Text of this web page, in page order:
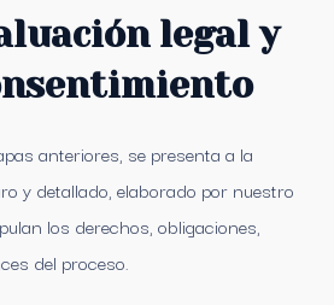
legal y
anteriores, se presenta a la
y detallado, elaborado por nuestro
los derechos, obligaciones,
del proceso.